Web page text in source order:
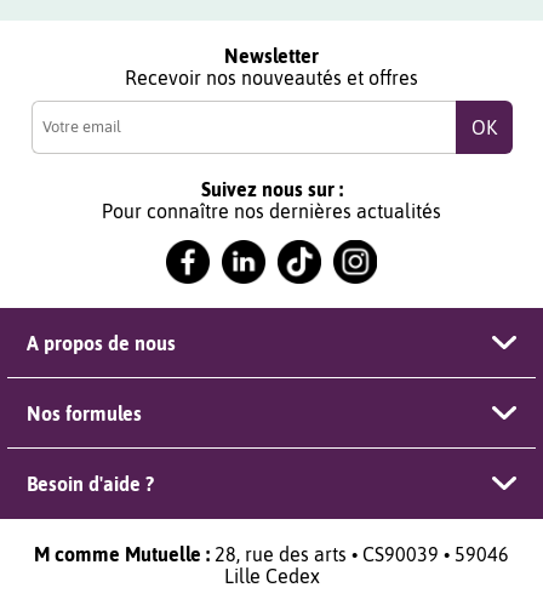
Newsletter
Recevoir nos nouveautés et offres
Suivez nous sur :
Pour connaître nos dernières actualités
A propos de nous
Nos formules
Besoin d'aide ?
M comme Mutuelle : 28, rue des arts • CS90039 • 59046
Lille Cedex